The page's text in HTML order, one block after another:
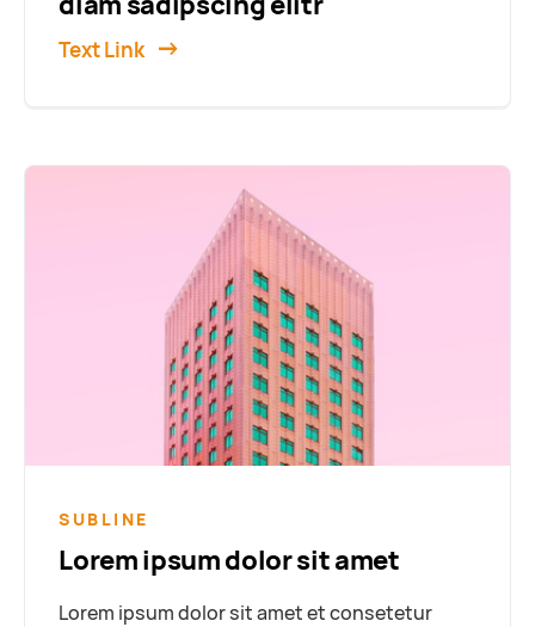
Text Link
SUBLINE
Lorem ipsum dolor sit amet
Lorem ipsum dolor sit amet et consetetur